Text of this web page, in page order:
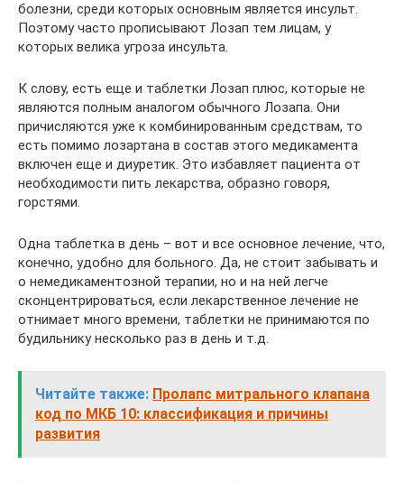
болезни, среди которых основным является инсульт.
Поэтому часто прописывают Лозап тем лицам, у
которых велика угроза инсульта.
К слову, есть еще и таблетки Лозап плюс, которые не
являются полным аналогом обычного Лозапа. Они
причисляются уже к комбинированным средствам, то
есть помимо лозартана в состав этого медикамента
включен еще и диуретик. Это избавляет пациента от
необходимости пить лекарства, образно говоря,
горстями.
Одна таблетка в день – вот и все основное лечение, что,
конечно, удобно для больного. Да, не стоит забывать и
о немедикаментозной терапии, но и на ней легче
сконцентрироваться, если лекарственное лечение не
отнимает много времени, таблетки не принимаются по
будильнику несколько раз в день и т.д.
Читайте также: Пролапс митрального клапана
код по МКБ 10: классификация и причины
развития